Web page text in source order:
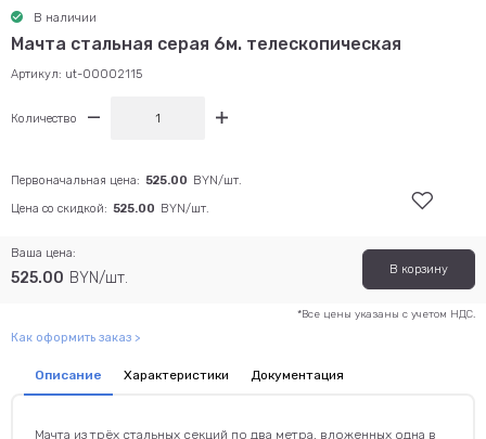
Мачта стальная серая 6м. телескопическая
Артикул: ut-00002115
В наличии
Количество
Ваша цена:
525.00 BYN/шт.
Первоначальная цена: 525.00 BYN/шт.
Цена со скидкой: 525.00 BYN/шт.
*Все цены указаны с учетом НДС.
В корзину
Как оформить заказ >
Описание Характеристики Документация
Мачта из трёх стальных секций по два метра, вложенных одна в